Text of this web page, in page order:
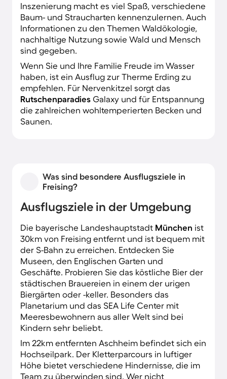
Inszenierung macht es viel Spaß, verschiedene
Baum- und Straucharten kennenzulernen. Auch
Informationen zu den Themen Waldökologie,
nachhaltige Nutzung sowie Wald und Mensch
sind gegeben.
Wenn Sie und Ihre Familie Freude im Wasser
haben, ist ein Ausflug zur Therme Erding zu
empfehlen. Für Nervenkitzel sorgt das
Rutschenparadies Galaxy und für Entspannung
die zahlreichen wohltemperierten Becken und
Saunen.
Was sind besondere Ausflugsziele in
Freising?
Ausflugsziele in der Umgebung
Die bayerische Landeshauptstadt München ist
30km von Freising entfernt und ist bequem mit
der S-Bahn zu erreichen. Entdecken Sie
Museen, den Englischen Garten und
Geschäfte. Probieren Sie das köstliche Bier der
städtischen Brauereien in einem der urigen
Biergärten oder -keller. Besonders das
Planetarium und das SEA Life Center mit
Meeresbewohnern aus aller Welt sind bei
Kindern sehr beliebt.
Im 22km entfernten Aschheim befindet sich ein
Hochseilpark. Der Kletterparcours in luftiger
Höhe bietet verschiedene Hindernisse, die im
Team zu überwinden sind. Wer nicht